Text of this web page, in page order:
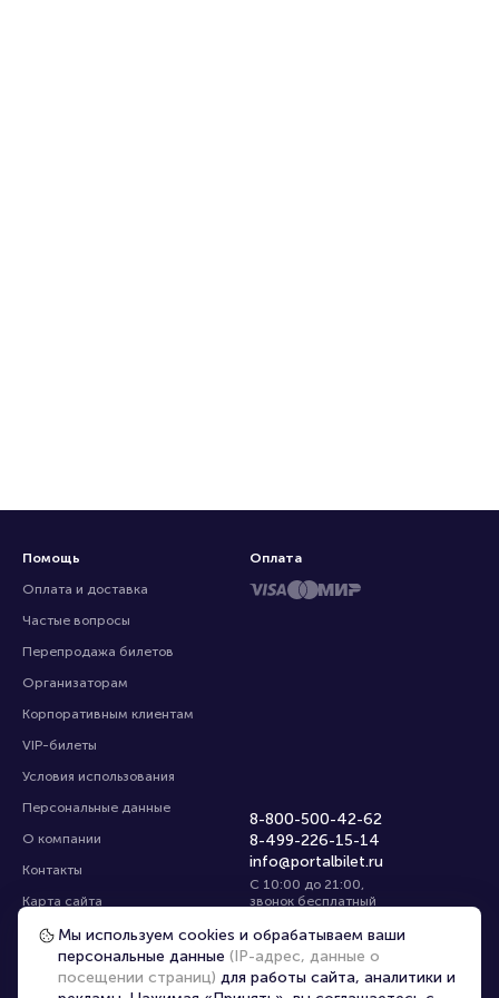
Помощь
Оплата и доставка
Частые вопросы
Перепродажа билетов
Организаторам
Корпоративным клиентам
VIP-билеты
Условия использования
Персональные данные
О компании
Контакты
Карта сайта
Управление cookies
8-800-500-42-62
8-499-226-15-14
info@portalbilet.ru
С 10:00 до 21:00,
звонок бесплатный
Все площадки
Оплата
Главная Иркутск
Мы используем cookies и обрабатываем ваши
персональные данные (IP-адрес, данные о
посещении страниц) для работы сайта, аналитики и